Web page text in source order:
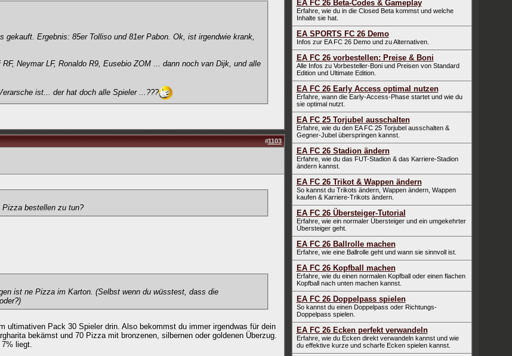
Ergebnis: 85er Tolliso und 81er Pabon. Ok, ist irgendwie krank,
Neymar LF, Ronaldo R9, Eusebio ZOM ... dann noch van Dijk, und alle
ist... der hat doch alle Spieler ...???
#1103
bestellen zu tun?
ist ne Pizza im Karton. (Selbst wenn du wüsstest, dass die
ultimativen Pack 30 Spieler drin. Also bekommst du immer irgendwas für dein
bekämst und 70 Pizza mit bronzenen, silbernen oder goldenen Überzug.
liegt.
EA FC 26 Beta-Codes & Gameplay
Erfahre, wie du in die Closed Beta kommst und welche
Inhalte sie hat.
EA SPORTS FC 26 Demo
Infos zur EA FC 26 Demo und zu Alternativen.
EA FC 26 vorbestellen: Preise & Boni
Alle Infos zu Vorbesteller-Boni und Preisen von Standard
Edition und Ultimate Edition.
EA FC 26 Early Access optimal nutzen
Erfahre, wann die Early-Access-Phase startet und wie du
sie optimal nutzt.
EA FC 25 Torjubel ausschalten
Erfahre, wie du den EA FC 25 Torjubel ausschalten &
Gegner-Jubel überspringen kannst.
EA FC 26 Stadion ändern
Erfahre, wie du das FUT-Stadion & das Karriere-Stadion
ändern kannst.
EA FC 26 Trikot & Wappen ändern
So kannst du Trikots ändern, Wappen ändern, Wappen
kaufen & Karriere-Trikots ändern.
EA FC 26 Übersteiger-Tutorial
Erfahre, wie ein normaler Übersteiger und ein umgekehrter
Übersteiger geht.
EA FC 26 Ballrolle machen
Erfahre, wie eine Ballrolle geht und wann sie sinnvoll ist.
EA FC 26 Kopfball machen
Erfahre, wie du einen normalen Kopfball oder einen flachen
Kopfball nach unten machen kannst.
EA FC 26 Doppelpass spielen
So kannst du einen Doppelpass oder Richtungs-
Doppelpass spielen.
EA FC 26 Ecken perfekt verwandeln
Erfahre, wie du Ecken direkt verwandeln kannst und wie
du effektive kurze und scharfe Ecken spielen kannst.